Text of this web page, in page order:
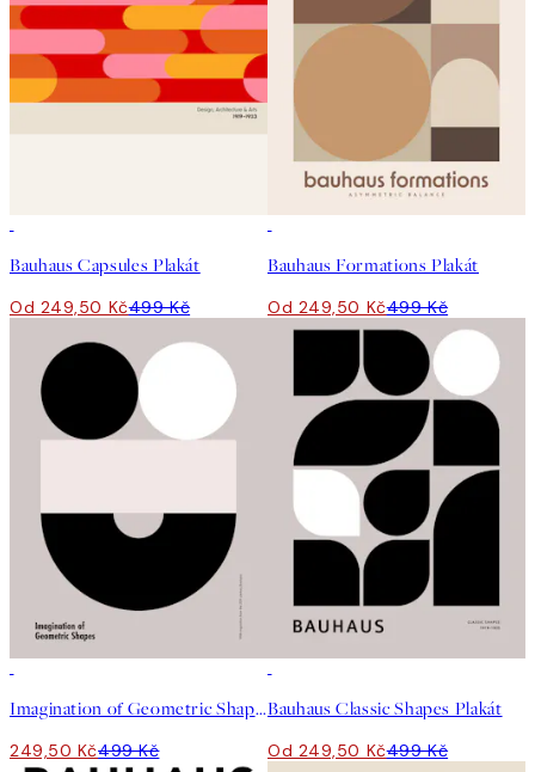
Bauhaus Capsules Plakát
Od 249,50 Kč499 Kč
Bauhaus Formations Plakát
Od 249,50 Kč499 Kč
Imagination of Geometric Shapes Plakát
249,50 Kč499 Kč
Bauhaus Classic Shapes Plakát
Od 249,50 Kč499 Kč